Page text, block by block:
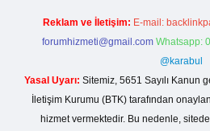
Reklam ve İletişim: E-mail:
forumhizmeti@gmail.com Whatsapp:
@karabul
Yasal Uyarı: Sitemiz, 5651 Sayılı Kanun
İletişim Kurumu (BTK) tarafından
hizmet vermektedir. Bu nedenle,